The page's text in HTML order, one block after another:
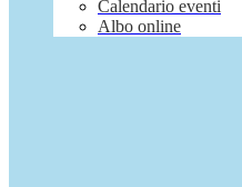
Calendario eventi
Albo online